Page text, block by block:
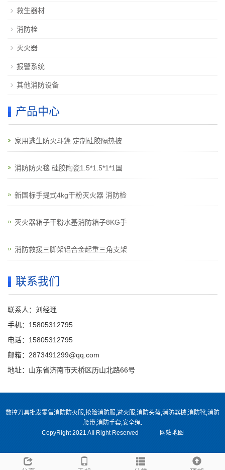
救生器材
消防栓
灭火器
报警系统
其他消防设备
产品中心
家用逃生防火斗篷 定制硅胶隔热披
消防防火毯 硅胶陶瓷1.5*1.5*1*1国
新国标手提式4kg干粉灭火器 消防检
灭火器箱子干粉水基消防箱子8KG手
消防救援三脚架铝合金起重三角支架
联系我们
联系人：刘经理
手机：15805312795
电话：15805312795
邮箱：2873491299@qq.com
地址：山东省济南市天桥区历山北路66号
数控刀具批发零售消防防火服,抢险消防服,避火服,消防头盔,消防器械,消防靴,消防
腰带,消防手套,安全绳.
CopyRight 2021 AII Right Reserved
网站地图